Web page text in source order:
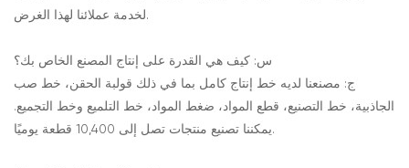
لخدمة عملائنا لهذا الغرض.
س: كيف هي القدرة على إنتاج المصنع الخاص بك؟
ج: مصنعنا لديه خط إنتاج كامل بما في ذلك قولبة الحقن، خط صب
الجاذبية، خط التصنيع، قطع المواد، ضغط المواد، خط التلميع وخط التجميع.
يمكننا تصنيع منتجات تصل إلى 10,400 قطعة يوميًا.